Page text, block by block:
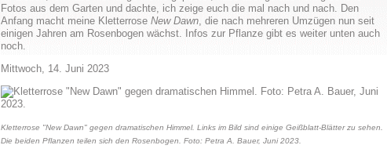
Fotos aus dem Garten und dachte, ich zeige euch die mal nach und nach. Den
Anfang macht meine Kletterrose New Dawn, die nach mehreren Umzügen nun seit
einigen Jahren am Rosenbogen wächst. Infos zur Pflanze gibt es weiter unten auch
noch.
Mittwoch, 14. Juni 2023
Kletterrose "New Dawn" gegen dramatischen Himmel. Links im Bild sind einige Geißblatt-Blätter zu sehen.
Die beiden Pflanzen teilen sich den Rosenbogen. Foto: Petra A. Bauer, Juni 2023.